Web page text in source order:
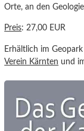
Orte, an den
Preis: 27,00 EUR
Erhältlich im
Verein Kärnten und